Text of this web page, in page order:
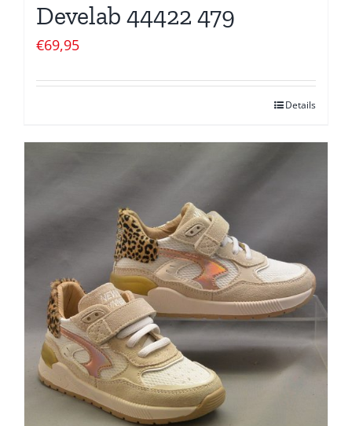
Develab 44422 479
€69,95
Details